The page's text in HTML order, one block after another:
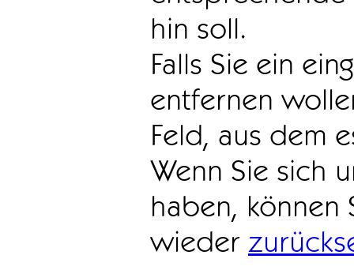
hin soll.
Falls Sie ein
entfernen
Feld, aus dem
Wenn Sie sich
haben, können
wieder